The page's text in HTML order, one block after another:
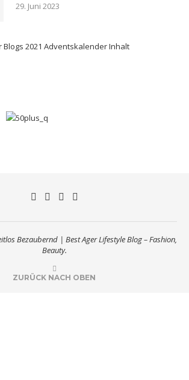
29. Juni 2023
Bezaubernd | Best Ager Lifestyle Blog – Fashion,
Beauty.
ZURÜCK NACH OBEN